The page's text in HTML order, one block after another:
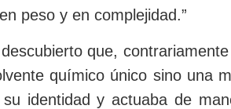
peso y en complejidad.”
que,
químico único sino una
su identidad y actuaba de